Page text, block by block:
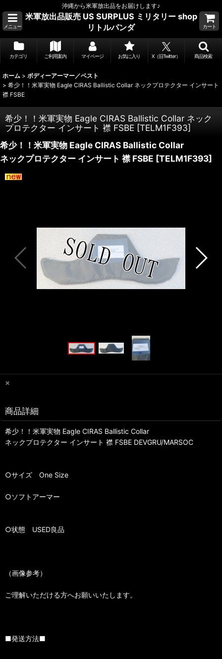
沖縄から米軍放出品をお届けします♪
メニュー
米軍放出品販売 US SURPLUS ミリタリー shop
リトルパンダ
カート
カテゴリ ご利用案内 マイページ お気に入り X（旧Twitter） 商品検索
ホーム > ボディーアーマー／ベスト
> 希少！！米軍実物 Eagle CIRAS Ballistic Collar ネックプロテクター インサート
襟 FSBE
希少！！米軍実物 Eagle CIRAS Ballistic Collar ネック
プロテクター インサート 襟 FSBE [TELM1F393]
希少！！米軍実物 Eagle CIRAS Ballistic Collar
ネックプロテクター インサート 襟 FSBE [TELM1F393]
×
商品詳細
希少！！米軍実物 Eagle CIRAS Ballistic Collar
ネックプロテクター インサート 襟 FSBE DEVGRU/MARSOC
○サイズ One Size
○ソフトアーマー
○状態 USED良品
（画像参考）
ご理解いただける方へお願いいたします。
■発送方法■